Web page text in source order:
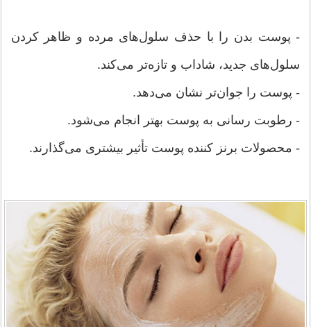
- پوست بدن را با حذف سلول‌های مرده و ظاهر کردن
سلول‌های جدید، شاداب و تازه‌تر می‌کند.
- پوست را جوان‌تر نشان می‌دهد.
- رطوبت رسانی به پوست بهتر انجام می‌شود.
- محصولات برنز کننده پوست تأثیر بیشتری می‌گذارند.